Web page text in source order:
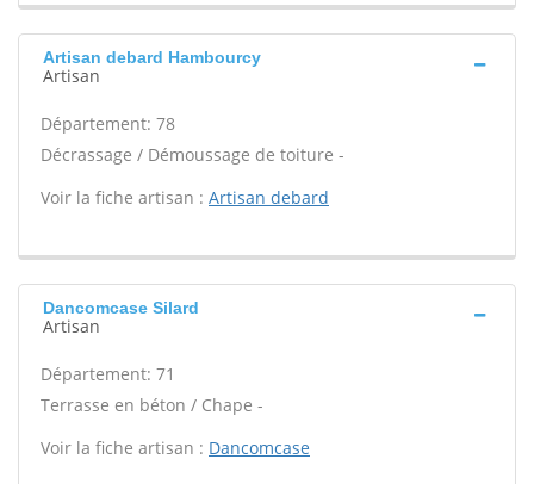
Artisan debard Hambourcy
Artisan
Département: 78
Décrassage / Démoussage de toiture -
Voir la fiche artisan : Artisan debard
Dancomcase Silard
Artisan
Département: 71
Terrasse en béton / Chape -
Voir la fiche artisan : Dancomcase